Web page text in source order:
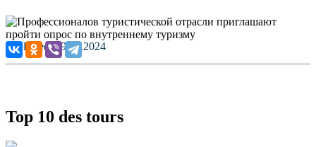
Published: 29.05.2024
Top 10 des tours